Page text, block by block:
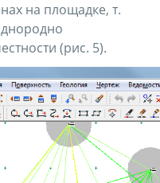
на площадке, т.
(рис. 5).